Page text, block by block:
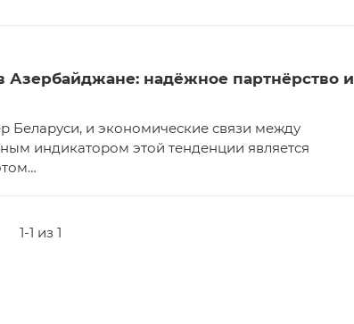
Азербайджане: надёжное партнёрство и
Беларуси, и экономические связи между
индикатором этой тенденции является
1-1 из 1